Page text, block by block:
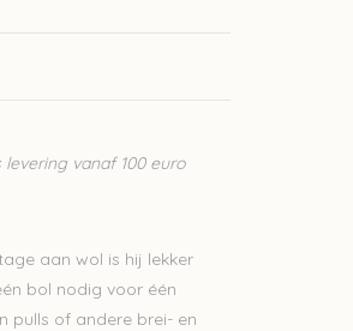
vanaf 100 euro
aan wol is hij lekker
bol nodig voor één
pulls of andere brei- en